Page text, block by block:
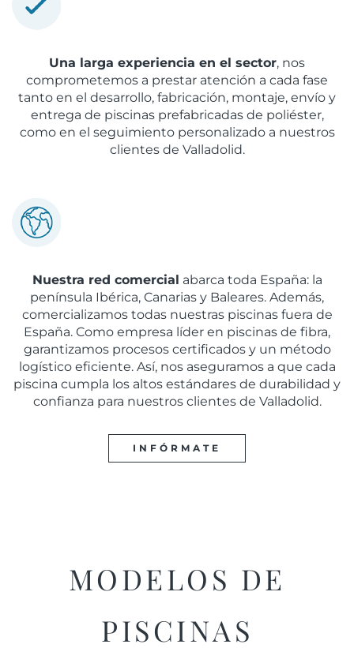
Una larga experiencia en el sector, nos
comprometemos a prestar atención a cada fase
tanto en el desarrollo, fabricación, montaje, envío y
entrega de piscinas prefabricadas de poliéster,
como en el seguimiento personalizado a nuestros
clientes de Valladolid.
Nuestra red comercial abarca toda España: la
península Ibérica, Canarias y Baleares. Además,
comercializamos todas nuestras piscinas fuera de
España. Como empresa líder en piscinas de fibra,
garantizamos procesos certificados y un método
logístico eficiente. Así, nos aseguramos a que cada
piscina cumpla los altos estándares de durabilidad y
confianza para nuestros clientes de Valladolid.
INFÓRMATE
MODELOS DE
PISCINAS